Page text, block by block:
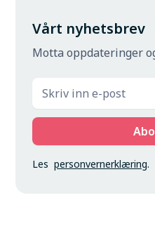
Vårt nyhetsbrev
Motta oppdateringer
Lespersonvernerklæring.